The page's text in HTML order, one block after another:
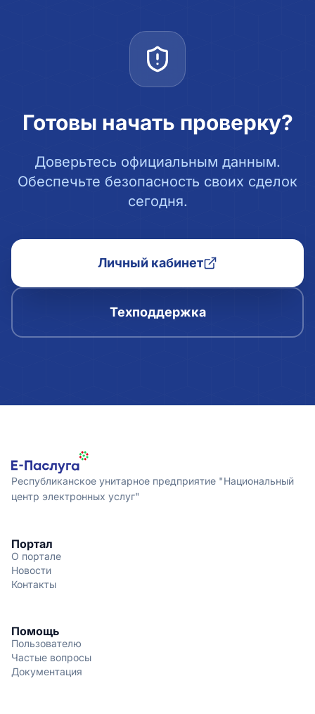
Готовы начать проверку?
Доверьтесь официальным данным.
Обеспечьте безопасность своих сделок
сегодня.
Личный кабинет
Техподдержка
Республиканское унитарное предприятие "Национальный
центр электронных услуг"
Портал
О портале
Новости
Контакты
Помощь
Пользователю
Частые вопросы
Документация